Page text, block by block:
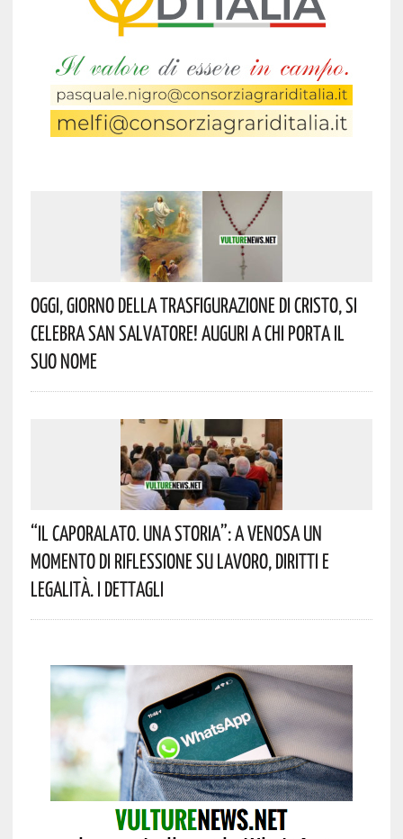
Oggi, Giorno Della Trasfigurazione Di Cristo, Si
Celebra San Salvatore! Auguri A Chi Porta Il
Suo Nome
“Il Caporalato. Una Storia”: A Venosa Un
Momento Di Riflessione Su Lavoro, Diritti E
Legalità. I Dettagli